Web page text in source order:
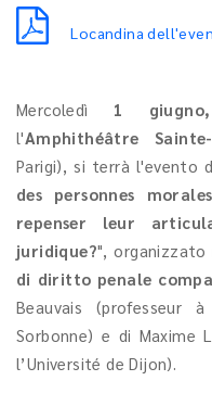
Locandina
Mercoledì 1
l'Amphithéâtre Sainte-
Parigi), si terrà l'evento
des personnes
repenser leur
juridique?",
di diritto penale
Beauvais (professeur
Sorbonne) e di Maxime
l’Université de Dijon).